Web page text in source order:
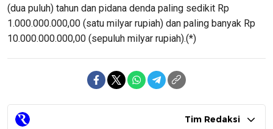
(dua puluh) tahun dan pidana denda paling sedikit Rp
1.000.000.000,00 (satu milyar rupiah) dan paling banyak Rp
10.000.000.000,00 (sepuluh milyar rupiah).(*)
Tim Redaksi